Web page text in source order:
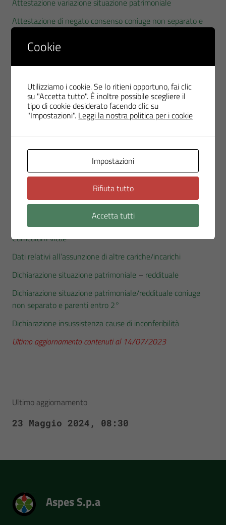
Attestazione variazione situazione patrimoniale
Attestazione di negato consenso coniuge non separato e
Dichiarazione annuale incompatibilità
Dichiarazioni all’atto di nomina
Curriculum Vitae
Dati relativi all’assunzione di altre cariche/incarichi
Dichiarazione situazione patrimoniale/reddituale
non separato e parenti entro 2°
Dichiarazione insussistenza cause di inconferibilità
Heidi Morotti – Consigliere (dal 27.06.2023)
Dichiarazioni all’atto di nomina
Curriculum Vitae
Dati relativi all’assunzione di altre cariche/incarichi
Dichiarazione situazione patrimoniale – reddituale
Dichiarazione situazione patrimoniale/reddituale coniuge
non separato e parenti entro 2°
Dichiarazione insussistenza cause di inconferibilità
Ultimo aggiornamento contenuti al 14/07/2023
Ultimo aggiornamento
23 Maggio 2024, 08:30
Aspes S.p.a
Cookie
Utilizziamo i cookie. Se lo ritieni opportuno, fai clic
su "Accetta tutto". È inoltre possibile scegliere il
tipo di cookie desiderato facendo clic su
"Impostazioni". Leggi la nostra politica per i cookie
Impostazioni
Rifiuta tutto
Accetta tutti